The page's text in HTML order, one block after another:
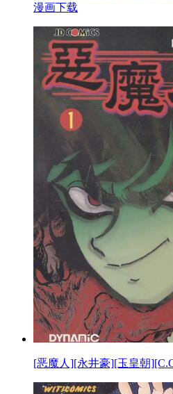
漫画下载
[恶魔人][永井豪][玉皇朝